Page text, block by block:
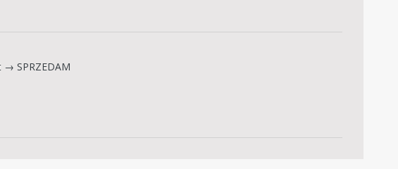
→ SPRZEDAM